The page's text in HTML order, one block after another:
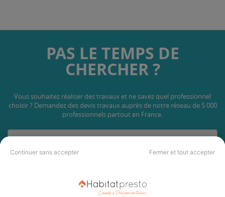
Continuer sans accepter Fermer et tout accepter
PAS LE TEMPS DE
CHERCHER ?
Vous souhaitez réaliser des travaux et ne savez quel professionnel
choisir ? Demandez des devis travaux auprès de notre réseau de 5 000
professionnels partout en France.
DEMANDER UN DEVIS